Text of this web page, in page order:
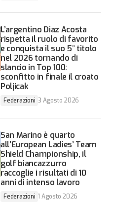
L’argentino Diaz Acosta
rispetta il ruolo di favorito
e conquista il suo 5° titolo
nel 2026 tornando di
slancio in Top 100:
sconfitto in finale il croato
Poljicak
Federazioni 3 Agosto 2026
San Marino è quarto
all’European Ladies’ Team
Shield Championship, il
golf biancazzurro
raccoglie i risultati di 10
anni di intenso lavoro
Federazioni 1 Agosto 2026